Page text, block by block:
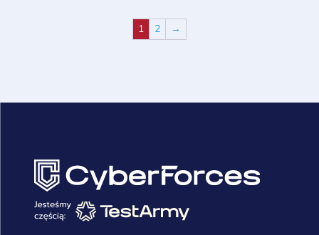
1 2 →